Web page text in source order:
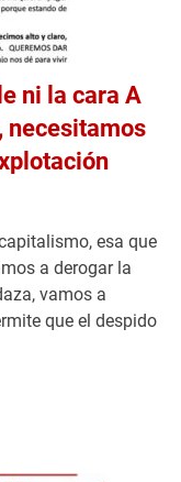
ni la cara A
necesitamos
esa que
a derogar la
vamos a
que el despido